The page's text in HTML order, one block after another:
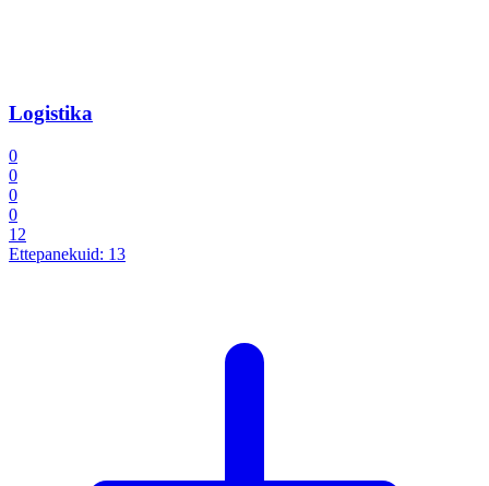
Logistika
0
0
0
0
12
Ettepanekuid: 13